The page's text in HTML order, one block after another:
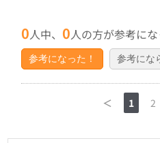
0人中、0人の方が参考にな
参考になった！ 参考にな
＜ 1 2